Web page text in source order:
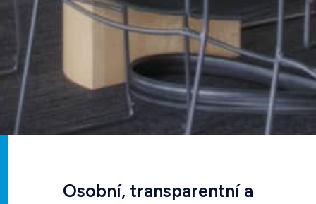
Osobní, transparentní a